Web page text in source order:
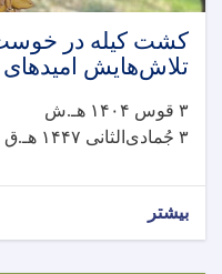
کشت کیله در
تلاش‌هایش
۳ قوس ۱۴۰۴ هـ.ش
۳ جُمادی‌الثانی ۱۴۴۷ هـ.ق
بیشتر